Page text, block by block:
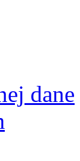
dane